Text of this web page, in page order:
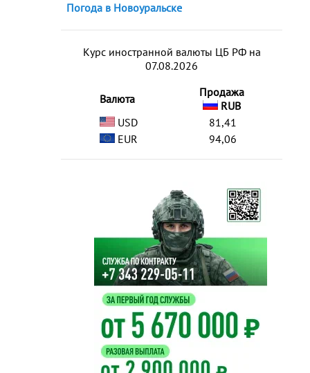
Погода в Новоуральске
Курс иностранной валюты ЦБ РФ на
07.08.2026
Валюта
Продажа
RUB
USD
81,41
EUR
94,06